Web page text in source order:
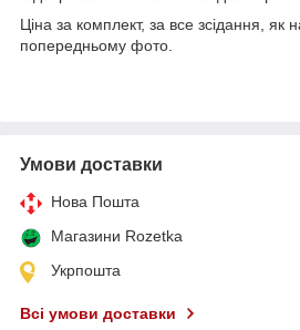
Ціна за комплект, за все зсідання, як
попередньому фото.
Умови доставки
Нова Пошта
Магазини Rozetka
Укрпошта
Всі умови доставки